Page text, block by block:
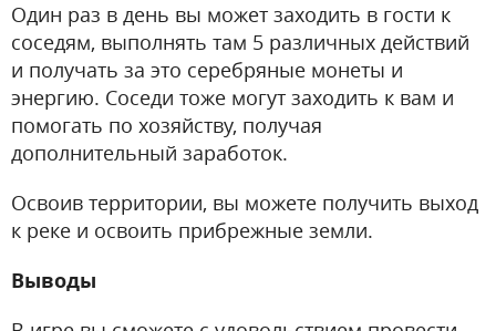
Один раз в день вы может заходить в гости к
соседям, выполнять там 5 различных действий
и получать за это серебряные монеты и
энергию. Соседи тоже могут заходить к вам и
помогать по хозяйству, получая
дополнительный заработок.
Освоив территории, вы можете получить выход
к реке и освоить прибрежные земли.
Выводы